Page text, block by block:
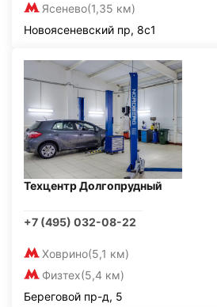
Ясенево(1,35 км)
Новоясеневский пр, 8с1
Техцентр Долгопрудный
+7 (495) 032-08-22
Ховрино(5,1 км)
Физтех(5,4 км)
Береговой пр-д, 5